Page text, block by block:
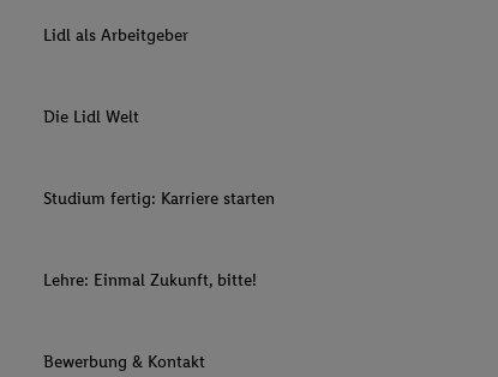
Lidl als Arbeitgeber
Die Lidl Welt
Studium fertig: Karriere starten
Lehre: Einmal Zukunft, bitte!
Bewerbung & Kontakt